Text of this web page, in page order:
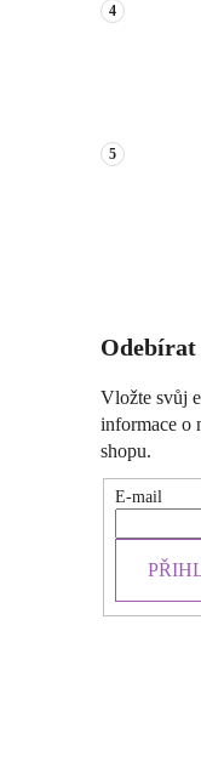
Odebírat
Vložte svůj
informace o
shopu.
E-mail